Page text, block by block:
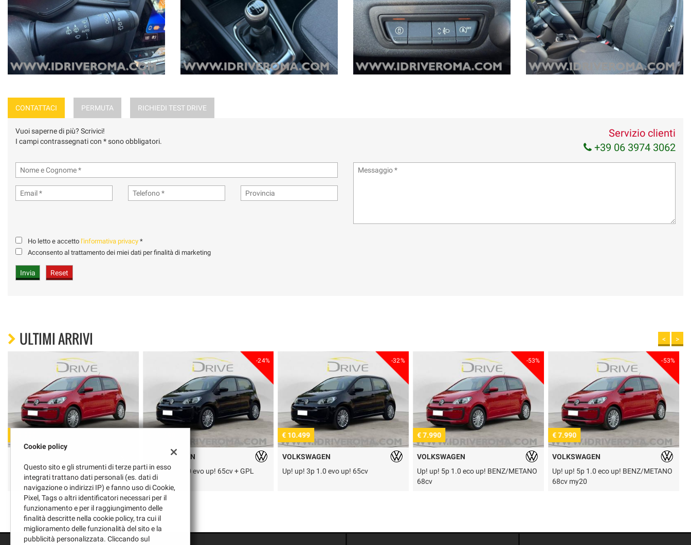
CONTATTACI PERMUTA RICHIEDI TEST DRIVE
Vuoi saperne di più? Scrivici!
I campi contrassegnati con * sono obbligatori.
Servizio clienti
+39 06 3974 3062
Ho letto e accetto l'informativa privacy *
Acconsento al trattamento dei miei dati per finalità di marketing
ULTIMI ARRIVI < >
Up! up! 3p 1.0 evo up! 65cv “rosso
tornado”
-24%
VOLKSWAGEN
Up! up! 3p 1.0 evo up! 65cv + GPL
-32%
€ 10.499
VOLKSWAGEN
Up! up! 3p 1.0 evo up! 65cv
-53%
€ 7.990
VOLKSWAGEN
Up! up! 5p 1.0 eco up! BENZ/METANO
68cv
-53%
€ 7.990
VOLKSWAGEN
Up! up! 5p 1.0 eco up! BENZ/METANO
68cv my20
Cookie policy
Questo sito e gli strumenti di terze parti in esso
integrati trattano dati personali (es. dati di
navigazione o indirizzi IP) e fanno uso di Cookie,
Pixel, Tags o altri identificatori necessari per il
funzionamento e per il raggiungimento delle
finalità descritte nella cookie policy, tra cui il
miglioramento delle funzionalità del sito e la
pubblicità personalizzata. Cliccando sul